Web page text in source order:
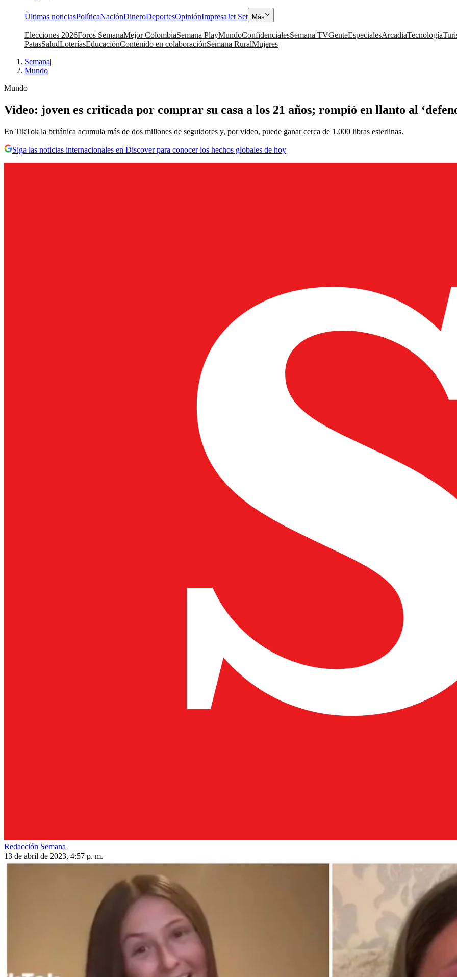
Últimas noticiasPolíticaNaciónDineroDeportesOpiniónImpresaJet Set Más
Elecciones 2026Foros SemanaMejor ColombiaSemana PlayMundoConfidencialesSemana TVGenteEspecialesArcadiaTecnología
PatasSaludLoteríasEducaciónContenido en colaboraciónSemana RuralMujeres
Semana|
Mundo
Mundo
Video: joven es criticada por comprar su casa a los 21 años; rompió en llanto al
En TikTok la británica acumula más de dos millones de seguidores y, por video, puede ganar cerca de 1.000 libras esterlinas.
Siga las noticias internacionales en Discover para conocer los hechos globales de hoy
Redacción Semana
13 de abril de 2023, 4:57 p. m.